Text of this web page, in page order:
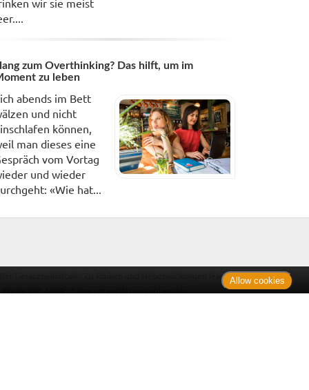
wir sie meist
zum Overthinking? Das hilft, um im
zu leben
abends im Bett
und nicht
können,
man dieses eine
vom Vortag
und wieder
«Wie hat...
Tierarzneimitteln: Zu Risiken und Nebenwirkungen lesen
inkl. MwSt. * Sparpotential gegenüber der
Allow cookies